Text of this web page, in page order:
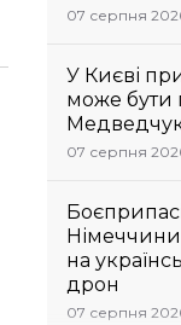
07 серпня
У Києві
може бути
07 серпня
Німеччини
на
дрон
07 серпня